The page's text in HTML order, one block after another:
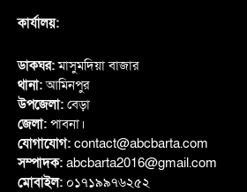
কার্যালয়:
ডাকঘর:মাসুমদিয়া বাজার
থানা:আমিনপুর
উপজেলা: বেড়া
জেলা: পাবনা।
যোগাযোগ: contact@abcbarta.com
সম্পাদক: abcbarta2016@gmail.com
মোবাইল: ০১৭১৯৯৭৬২৫২